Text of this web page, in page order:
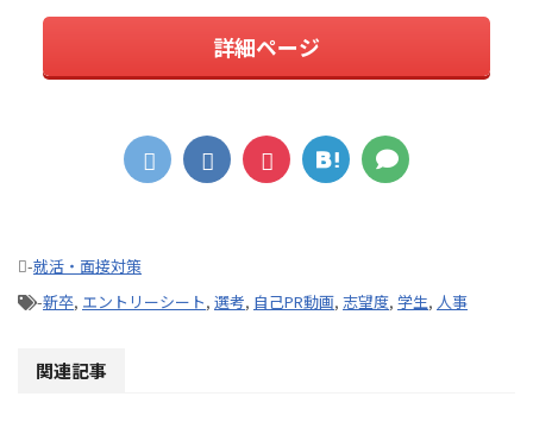
詳細ページ
-就活・面接対策
-新卒, エントリーシート, 選考, 自己PR動画, 志望度, 学生, 人事
関連記事